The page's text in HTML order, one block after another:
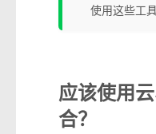
使用这些工
应该使用
合？